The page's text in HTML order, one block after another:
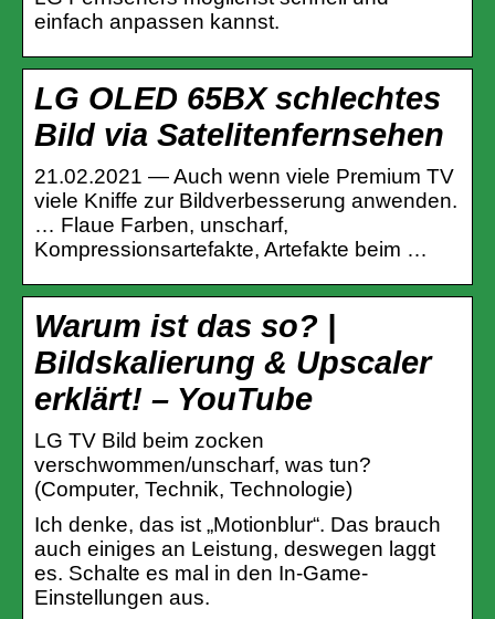
einfach anpassen kannst.
LG OLED 65BX schlechtes
Bild via Satelitenfernsehen
21.02.2021 — Auch wenn viele Premium TV
viele Kniffe zur Bildverbesserung anwenden.
… Flaue Farben, unscharf,
Kompressionsartefakte, Artefakte beim …
Warum ist das so? |
Bildskalierung & Upscaler
erklärt! – YouTube
LG TV Bild beim zocken
verschwommen/unscharf, was tun?
(Computer, Technik, Technologie)
Ich denke, das ist „Motionblur“. Das brauch
auch einiges an Leistung, deswegen laggt
es. Schalte es mal in den In-Game-
Einstellungen aus.